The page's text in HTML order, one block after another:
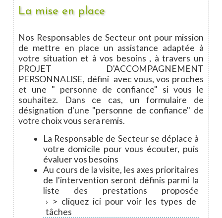
La mise en place
Nos Responsables de Secteur ont pour mission
de mettre en place un assistance adaptée à
votre situation et à vos besoins , à travers un
PROJET D'ACCOMPAGNEMENT
PERSONNALISE, défini avec vous, vos proches
et une " personne de confiance" si vous le
souhaitez. Dans ce cas, un formulaire de
désignation d'une "personne de confiance" de
votre choix vous sera remis.
La Responsable de Secteur se déplace à
votre domicile pour vous écouter, puis
évaluer vos besoins
Au cours de la visite, les axes prioritaires
de l'intervention seront définis parmi la
liste des prestations proposée
> cliquez ici pour voir les types de
tâches